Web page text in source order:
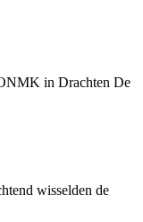
in Drachten De
wisselden de